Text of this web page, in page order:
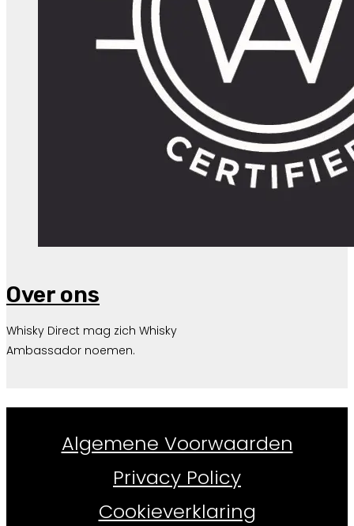
Over ons
Whisky Direct mag zich Whisky
Ambassador noemen.
Algemene Voorwaarden
Privacy Policy
Cookieverklaring